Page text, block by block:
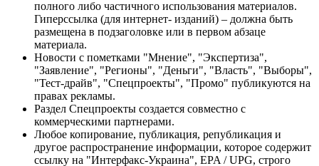
полного либо частичного использования материалов.
Гиперссылка (для интернет- изданий) – должна быть
размещена в подзаголовке или в первом абзаце
материала.
Новости с пометками "Мнение", "Экспертиза",
"Заявление", "Регионы", "Деньги", "Власть", "Выборы",
"Тест-драйв", "Спецпроекты", "Промо" публикуются на
правах рекламы.
Раздел Спецпроекты создается совместно с
коммерческими партнерами.
Любое копирование, публикация, републикация и
другое распространение информации, которое содержит
ссылку на "Интерфакс-Украина", EPA / UPG, строго